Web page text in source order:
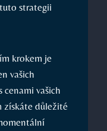
strategii
krokem je
vašich
vašich
získáte důležité